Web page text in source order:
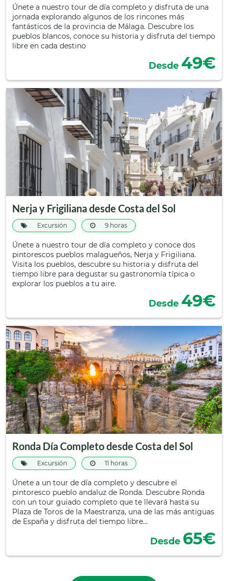
Únete a nuestro tour de día completo y disfruta de una
jornada explorando algunos de los rincones más
fantásticos de la provincia de Málaga. Descubre los
pueblos blancos, conoce su historia y disfruta del tiempo
libre en cada destino
Desde 49€
Nerja y Frigiliana desde Costa del Sol
Excursión 9 horas
Únete a nuestro tour de día completo y conoce dos
pintorescos pueblos malagueños, Nerja y Frigiliana.
Visita los pueblos, descubre su historia y disfruta del
tiempo libre para degustar su gastronomía típica o
explorar los pueblos a tu aire.
Desde 49€
Ronda Día Completo desde Costa del Sol
Excursión 11 horas
Únete a un tour de día completo y descubre el
pintoresco pueblo andaluz de Ronda. Descubre Ronda
con un tour guiado completo que te llevará hasta su
Plaza de Toros de la Maestranza, una de las más antiguas
de España y disfruta del tiempo libre…
Desde 65€